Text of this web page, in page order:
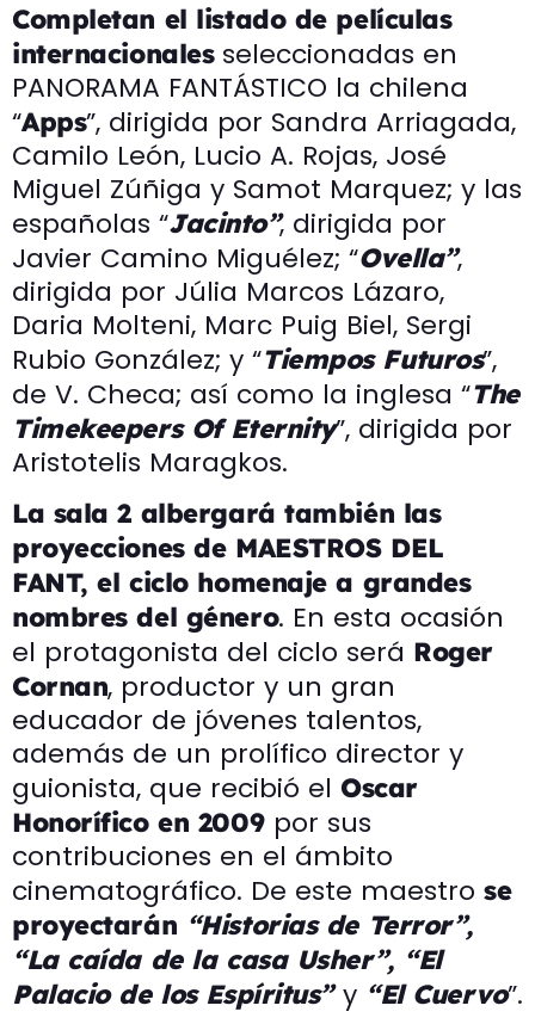
Completan el listado de películas
internacionalesseleccionadas en
PANORAMA FANTÁSTICO la chilena
“Apps”, dirigida por Sandra Arriagada,
Camilo León, Lucio A. Rojas, José
Miguel Zúñiga y Samot Marquez; y las
españolas “Jacinto”, dirigida por
Javier Camino Miguélez; “Ovella”,
dirigida por Júlia Marcos Lázaro,
Daria Molteni, Marc Puig Biel, Sergi
Rubio González; y “Tiempos Futuros”,
de V. Checa; así como la inglesa “The
Timekeepers Of Eternity”, dirigida por
Aristotelis Maragkos.
La sala 2 albergará también las
proyecciones de MAESTROS DEL
FANT, el ciclo homenaje a grandes
nombres del género. En esta ocasión
el protagonista del ciclo será Roger
Cornan, productor y un gran
educador de jóvenes talentos,
además de un prolífico director y
guionista, que recibió el Oscar
Honorífico en 2009 por sus
contribuciones en el ámbito
cinematográfico. De este maestro se
proyectarán “Historias de Terror”,
“La caída de la casa Usher”, “El
Palacio de los Espíritus”y“El Cuervo”.